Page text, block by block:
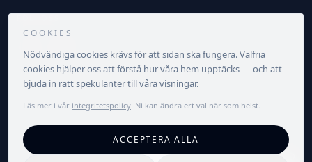
IntegritetspolicyVillkorCookieinställningar
COOKIES
Nödvändiga cookies krävs för att sidan ska fungera. Valfria
cookies hjälper oss att förstå hur våra hem upptäcks — och att
bjuda in rätt spekulanter till våra visningar.
Läs mer i vår integritetspolicy. Ni kan ändra ert val när som helst.
ACCEPTERA ALLA